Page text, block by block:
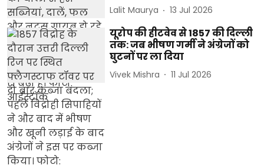
Lalit Maurya 13 Jul 2026
यूरोप की हीटवेव से 1857 की दिल्ली
तक: जब भीषण गर्मी ने अंग्रेजों को
घुटनों पर ला दिया
Vivek Mishra 11 Jul 2026